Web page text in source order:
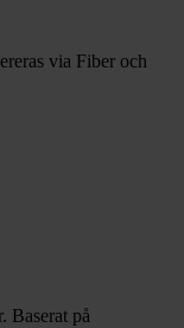
via Fiber och
Baserat på